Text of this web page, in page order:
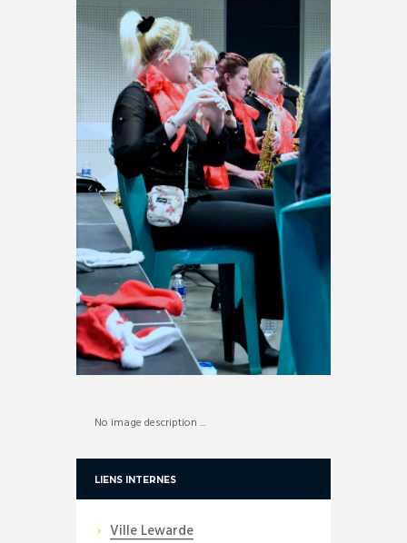
No image description ...
LIENS INTERNES
Ville Lewarde